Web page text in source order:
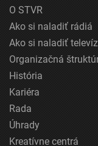
O STVR
Ako si naladiť rádiá
Ako si naladiť
Organizačná
História
Kariéra
Rada
Úhrady
Kreatívne centrá